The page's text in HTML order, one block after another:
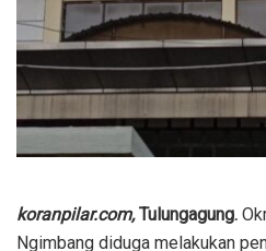
koranpilar.com,Tulungagung.
Ngimbang diduga melakukan